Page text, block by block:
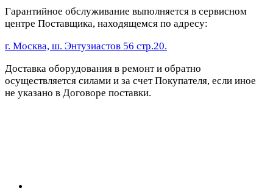
Гарантийное обслуживание выполняется в сервисном
центре Поставщика, находящемся по адресу:
г. Москва, ш. Энтузиастов 56 стр.20.
Доставка оборудования в ремонт и обратно
осуществляется силами и за счет Покупателя, если иное
не указано в Договоре поставки.